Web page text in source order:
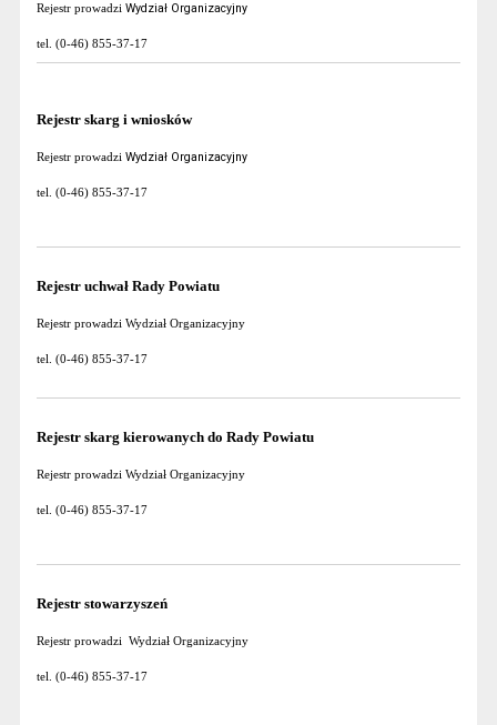
Rejestr prowadzi Wydział Organizacyjny
tel. (0-46) 855-37-17
Rejestr skarg i wniosków
Rejestr prowadzi Wydział Organizacyjny
tel. (0-46) 855-37-17
Rejestr uchwał Rady Powiatu
Rejestr prowadzi Wydział Organizacyjny
tel. (0-46) 855-37-17
Rejestr skarg kierowanych do Rady Powiatu
Rejestr prowadzi Wydział Organizacyjny
tel. (0-46) 855-37-17
Rejestr stowarzyszeń
Rejestr prowadzi Wydział Organizacyjny
tel. (0-46) 855-37-17